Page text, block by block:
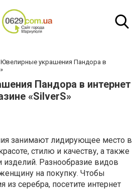
Ювелирные украшения Пандора в
Пандора в интернет
«SilverS»
занимают лидирующее место в
стилю и качеству, а также
изделий. Разнообразие видов
на покупку. Чтобы
из серебра, посетите интернет